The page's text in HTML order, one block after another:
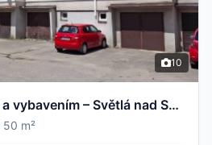
10
Byt 2+1 s balkonem a vybavením – Světlá nad Sázavou
50 m²